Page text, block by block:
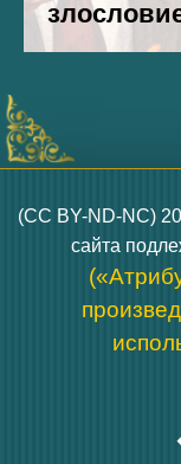
(CC BY-ND-NC)
сайта